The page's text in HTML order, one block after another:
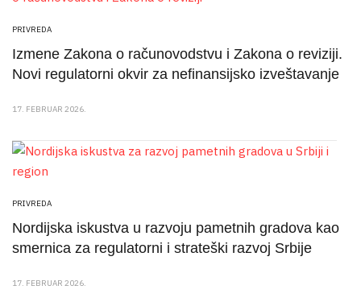
PRIVREDA
Izmene Zakona o računovodstvu i Zakona o reviziji.
Novi regulatorni okvir za nefinansijsko izveštavanje
17. FEBRUAR 2026.
PRIVREDA
Nordijska iskustva u razvoju pametnih gradova kao
smernica za regulatorni i strateški razvoj Srbije
17. FEBRUAR 2026.